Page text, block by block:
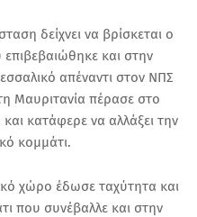
δείχνει να βρίσκεται ο
και στην
απέναντι στον ΝΠΣ
Μαυριτανία πέρασε στο
κατάφερε να αλλάξει την
κομμάτι.
χώρο έδωσε ταχύτητα και
που συνέβαλλε και στην